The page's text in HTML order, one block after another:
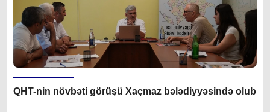
QHT-nin növbəti görüşü Xaçmaz bələdiyyəsində olub